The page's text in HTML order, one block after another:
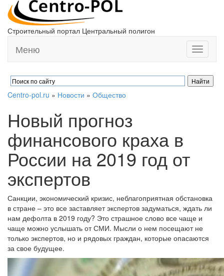
Строительный портал Центральный полигон
Toggle
Меню
Centro-pol.ru » Новости » Общество
Новый прогноз
финансового краха в
России на 2019 год от
экспертов
Санкции, экономический кризис, неблагоприятная обстановка
в стране – это все заставляет экспертов задуматься, ждать ли
нам дефолта в 2019 году? Это страшное слово все чаще и
чаще можно услышать от СМИ. Мысли о нем посещают не
только экспертов, но и рядовых граждан, которые опасаются
за свое будущее.